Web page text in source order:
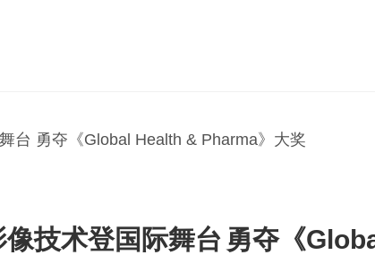
台 勇夺《Global Health & Pharma》大奖
像技术登国际舞台 勇夺《